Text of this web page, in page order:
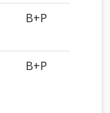
B+P
B+P